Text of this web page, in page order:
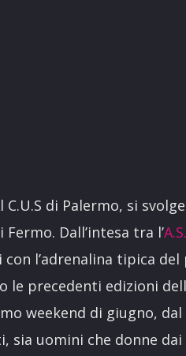
C.U.S di Palermo, si
Dall’intesa tra l’
l’adrenalina tipica
le precedenti edizioni
weekend di giugno, dal
uomini che donne dai